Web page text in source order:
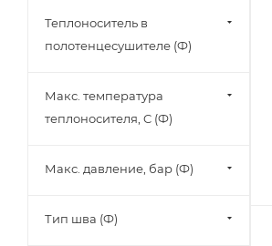
Теплоноситель в
полотенцесушителе (Ф)
Макс. температура
теплоносителя, C (Ф)
Макс. давление, бар (Ф)
Тип шва (Ф)